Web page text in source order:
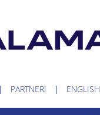
PARTNERI ENGLISH